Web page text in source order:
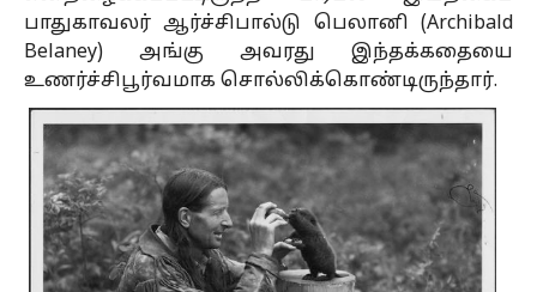
பாதுகாவலர் ஆர்ச்சிபால்டு பெலானி (Archibald
Belaney) அங்கு அவரது இந்தக்கதையை
உணர்ச்சிபூர்வமாக சொல்லிக்கொண்டிருந்தார்.